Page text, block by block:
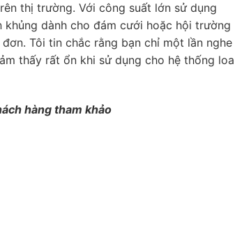
thị trường. Với công suất lớn sử dụng
dành cho đám cưới hoặc hội trường
Tôi tin chắc rằng bạn chỉ một lần nghe
thấy rất ổn khi sử dụng cho hệ thống loa
hàng tham khảo